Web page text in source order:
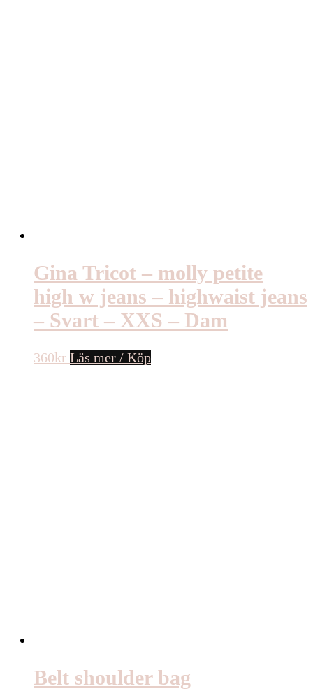
Gina Tricot – molly petite
high w jeans – highwaist jeans
– Svart – XXS – Dam
360kr Läs mer / Köp
Belt shoulder bag